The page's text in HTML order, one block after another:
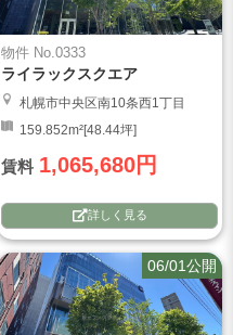
物件 No.0333
ライラックスクエア
札幌市中央区南10条西1丁目
159.852m²[48.44坪]
賃料 1,065,680円
詳しく見る
06/01公開